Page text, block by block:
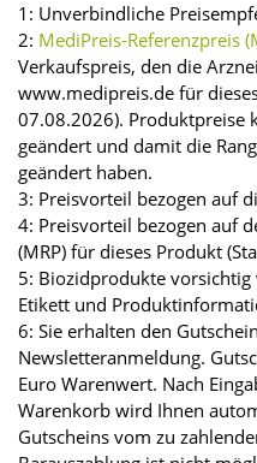
1: Unverbindliche
2: MediPreis-Referenzpreis
Verkaufspreis, den die
www.medipreis.de für
07.08.2026). Produktpreise
geändert und damit die
geändert haben.
3: Preisvorteil bezogen auf
4: Preisvorteil bezogen auf
(MRP) für dieses Produkt
5: Biozidprodukte vorsichtig
Etikett und
6: Sie erhalten den
Newsletteranmeldung.
Euro Warenwert. Nach
Warenkorb wird Ihnen
Gutscheins vom zu